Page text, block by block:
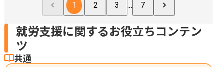
1 2 3 ... 7
就労支援に関するお役立ちコンテン
ツ
共通